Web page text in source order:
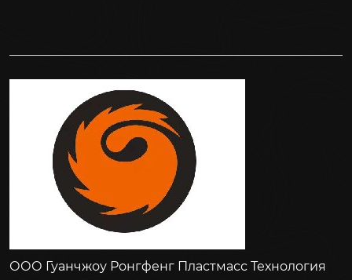
ООО Гуанчжоу Ронгфенг Пластмасс Технология